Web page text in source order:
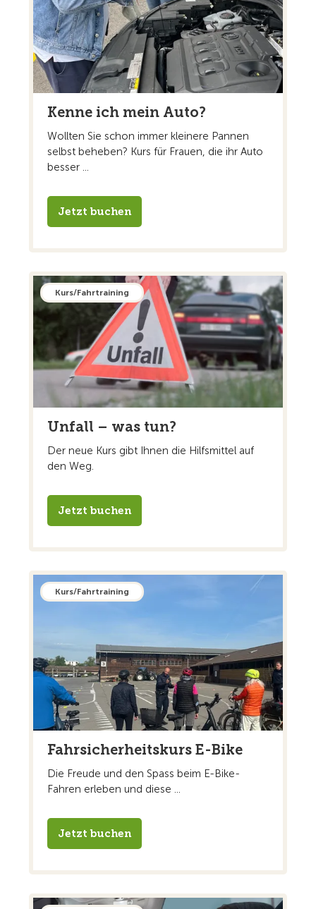
Kenne ich mein Auto?
Wollten Sie schon immer kleinere Pannen
selbst beheben? Kurs für Frauen, die ihr Auto
besser ...
Jetzt buchen
Kurs/Fahrtraining
Unfall – was tun?
Der neue Kurs gibt Ihnen die Hilfsmittel auf
den Weg.
Jetzt buchen
Kurs/Fahrtraining
Fahrsicherheitskurs E-Bike
Die Freude und den Spass beim E-Bike-
Fahren erleben und diese ...
Jetzt buchen